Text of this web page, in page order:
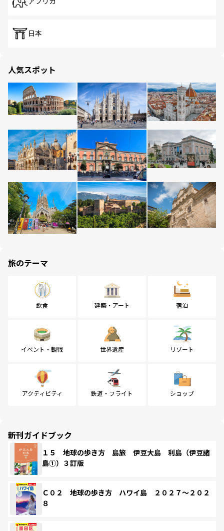
日本
人気スポット
旅のテーマ
飲食 建築・アート 宿泊
イベント・観戦 世界遺産 リゾート
アクティビティ 鉄道・フライト ショップ
新刊ガイドブック
１５ 地球の歩き方 島旅 伊豆大島 利島（伊豆諸
島①）３訂版
Ｃ０２ 地球の歩き方 ハワイ島 ２０２７～２０２
８